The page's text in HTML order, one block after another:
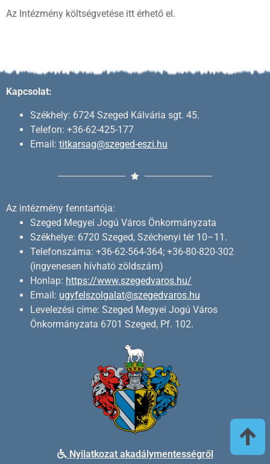
Az Intézmény költségvetése itt érhető el.
↑
Kapcsolat:
Székhely: 6724 Szeged Kálvária sgt. 45.
Telefon: +36-62-425-177
Email: titkarsag@szeged-eszi.hu
Az intézmény fenntartója:
Szeged Megyei Jogú Város Önkormányzata
Székhelye: 6720 Szeged, Széchenyi tér 10–11.
Telefonszáma: +36-62-564-364; +36-80-820-302
(ingyenesen hívható zöldszám)
Honlap: https://www.szegedvaros.hu/
Email: ugyfelszolgalat@szegedvaros.hu
Levelezési címe: Szeged Megyei Jogú Város
Önkormányzata 6701 Szeged, Pf. 102.
Nyilatkozat akadálymentességről